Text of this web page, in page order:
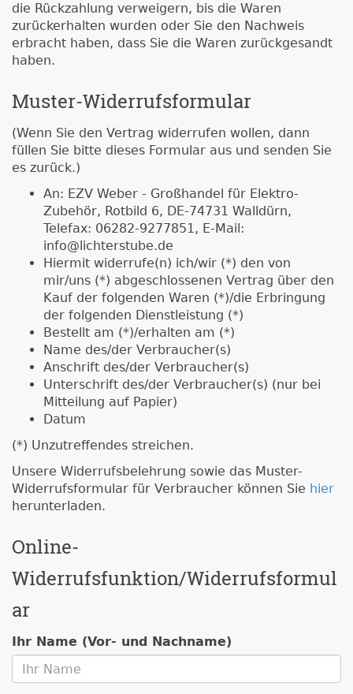
die Rückzahlung verweigern, bis die Waren
zurückerhalten wurden oder Sie den Nachweis
erbracht haben, dass Sie die Waren zurückgesandt
haben.
Muster-Widerrufsformular
(Wenn Sie den Vertrag widerrufen wollen, dann
füllen Sie bitte dieses Formular aus und senden Sie
es zurück.)
An: EZV Weber - Großhandel für Elektro-
Zubehör, Rotbild 6, DE-74731 Walldürn,
Telefax: 06282-9277851, E-Mail:
info@lichterstube.de
Hiermit widerrufe(n) ich/wir (*) den von
mir/uns (*) abgeschlossenen Vertrag über den
Kauf der folgenden Waren (*)/die Erbringung
der folgenden Dienstleistung (*)
Bestellt am (*)/erhalten am (*)
Name des/der Verbraucher(s)
Anschrift des/der Verbraucher(s)
Unterschrift des/der Verbraucher(s) (nur bei
Mitteilung auf Papier)
Datum
(*) Unzutreffendes streichen.
Unsere Widerrufsbelehrung sowie das Muster-
Widerrufsformular für Verbraucher können Sie hier
herunterladen.
Online-
Widerrufsfunktion/Widerrufsformul
ar
Ihr Name (Vor- und Nachname)